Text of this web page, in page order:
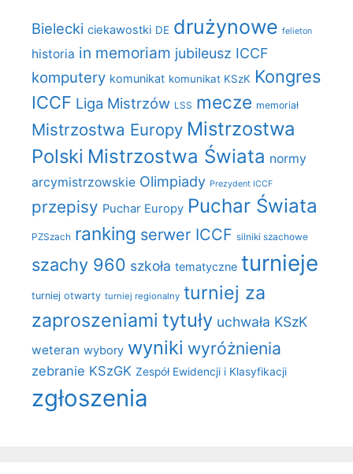
Bielecki ciekawostki DE drużynowe felieton
historia in memoriam jubileusz ICCF
komputery komunikat komunikat KSzK Kongres
ICCF Liga Mistrzów LSS mecze memoriał
Mistrzostwa Europy Mistrzostwa
Polski Mistrzostwa Świata normy
arcymistrzowskie Olimpiady Prezydent ICCF
przepisy Puchar Europy Puchar Świata
PZSzach ranking serwer ICCF silniki szachowe
szachy 960 szkoła tematyczne turnieje
turniej otwarty turniej regionalny turniej za
zaproszeniami tytuły uchwała KSzK
weteran wybory wyniki wyróżnienia
zebranie KSzGK Zespół Ewidencji i Klasyfikacji
zgłoszenia